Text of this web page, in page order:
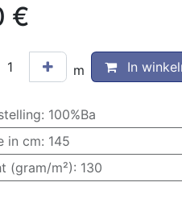
€
m In
: 100%Ba
in cm: 145
(gram/m²): 130